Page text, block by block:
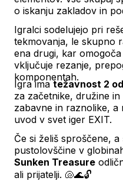
o iskanju zakladov in
Igralci sodelujejo pri
tekmovanja, le skupno
ena drugi, kar
vključuje rezanje,
komponentah.
Igra imatežavnost 2
za začetnike, družine
zabavne in raznolike, a
uvod v svet iger EXIT.
Če si želiš sproščene,
pustolovščine v
Sunken Treasure
ali prijatelji. 🐚🌊🔓